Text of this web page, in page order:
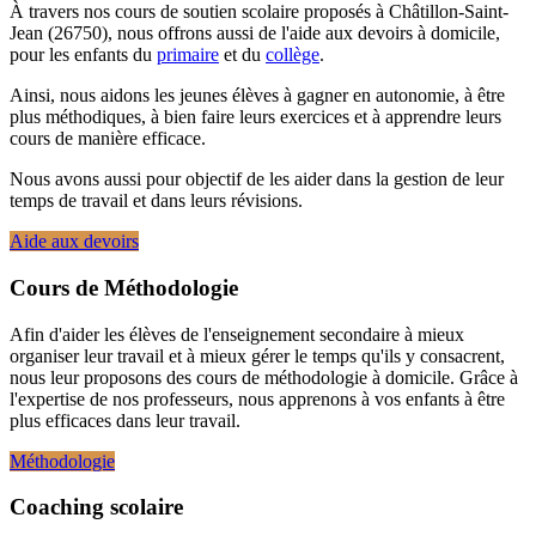
À travers nos cours de soutien scolaire proposés à Châtillon-Saint-
Jean (26750), nous offrons aussi de l'aide aux devoirs à domicile,
pour les enfants du primaire et du collège.
Ainsi, nous aidons les jeunes élèves à gagner en autonomie, à être
plus méthodiques, à bien faire leurs exercices et à apprendre leurs
cours de manière efficace.
Nous avons aussi pour objectif de les aider dans la gestion de leur
temps de travail et dans leurs révisions.
Aide aux devoirs
Cours de Méthodologie
Afin d'aider les élèves de l'enseignement secondaire à mieux
organiser leur travail et à mieux gérer le temps qu'ils y consacrent,
nous leur proposons des cours de méthodologie à domicile. Grâce à
l'expertise de nos professeurs, nous apprenons à vos enfants à être
plus efficaces dans leur travail.
Méthodologie
Coaching scolaire